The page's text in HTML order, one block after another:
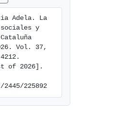
Adela. La
sociales y
Vol. 37,
of 2026].
225892